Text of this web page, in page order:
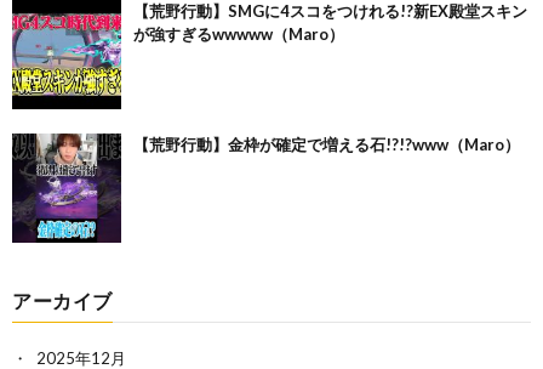
【荒野行動】SMGに4スコをつけれる!?新EX殿堂スキン
が強すぎるwwwww（Maro）
【荒野行動】金枠が確定で増える石!?!?www（Maro）
アーカイブ
2025年12月